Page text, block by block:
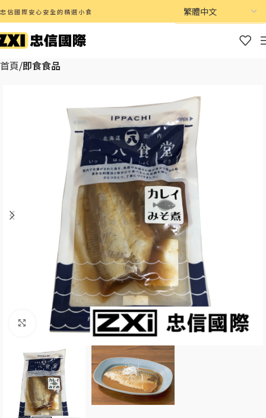
忠信國際安心安全的精選小食
首頁 即食食品
Click to enlarge